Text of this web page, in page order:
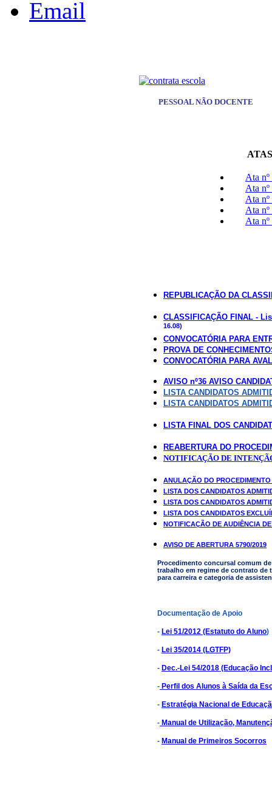
PESSOAL NÃO DOCENTE
Ata nº
Ata nº
Ata nº
Ata nº
Ata nº
REPUBLICAÇÃO DA
CLASSIFICAÇÃO FINAL -
16.08)
CONVOCATÓRIA PARA
PROVA DE
CONVOCATÓRIA PARA
AVISO nº36 AVISO
LISTA CANDIDATOS
LISTA CANDIDATOS
LISTA FINAL DOS
REABERTURA DO
NOTIFICAÇÃO DE
ANULAÇÃO DO
LISTA DOS CANDIDATOS
LISTA DOS CANDIDATOS
LISTA DOS CANDIDATOS
NOTIFICAÇÃO DE AUDIÊNCIA
AVISO DE ABERTURA 5790/2019
Procedimento concursal comum
trabalho em regime de contrato
para carreira e categoria de
Documentação de Apoio
- Lei 51/2012 (Estatuto do Aluno)
- Lei 35/2014 (LGTFP)
- Dec.-Lei 54/2018 (Educação
- Perfil dos Alunos à Saída da
- Estratégia Nacional de
- Manual de Utilização,
- Manual de Primeiros Socorros